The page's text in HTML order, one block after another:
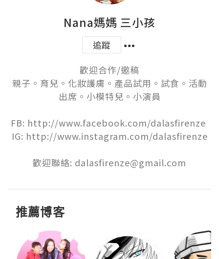
Nana媽媽 三小孩
追蹤
歡迎合作/邀稿
親子。育兒。化妝護膚。產品試用。試食。活動
出席。小模特兒。小演員
FB: http://www.facebook.com/dalasfirenze
IG: http://www.instagram.com/dalasfirenze
歡迎聯絡: dalasfirenze@gmail.com
推薦博客